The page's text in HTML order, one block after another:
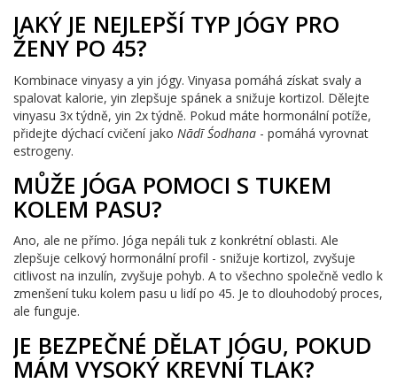
JAKÝ JE NEJLEPŠÍ TYP JÓGY PRO
ŽENY PO 45?
Kombinace vinyasy a yin jógy. Vinyasa pomáhá získat svaly a
spalovat kalorie, yin zlepšuje spánek a snižuje kortizol. Dělejte
vinyasu 3x týdně, yin 2x týdně. Pokud máte hormonální potíže,
přidejte dýchací cvičení jako Nādī Śodhana - pomáhá vyrovnat
estrogeny.
MŮŽE JÓGA POMOCI S TUKEM
KOLEM PASU?
Ano, ale ne přímo. Jóga nepáli tuk z konkrétní oblasti. Ale
zlepšuje celkový hormonální profil - snižuje kortizol, zvyšuje
citlivost na inzulín, zvyšuje pohyb. A to všechno společně vedlo k
zmenšení tuku kolem pasu u lidí po 45. Je to dlouhodobý proces,
ale funguje.
JE BEZPEČNÉ DĚLAT JÓGU, POKUD
MÁM VYSOKÝ KREVNÍ TLAK?